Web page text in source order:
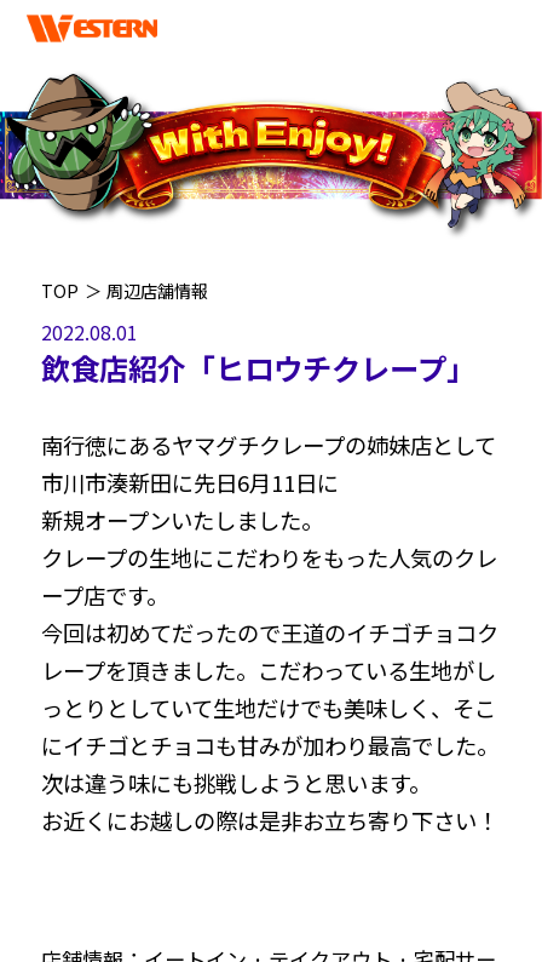
TOP ＞ 周辺店舗情報
2022.08.01
飲食店紹介「ヒロウチクレープ」
南行徳にあるヤマグチクレープの姉妹店として
市川市湊新田に先日6月11日に
新規オープンいたしました。
クレープの生地にこだわりをもった人気のクレ
ープ店です。
今回は初めてだったので王道のイチゴチョコク
レープを頂きました。こだわっている生地がし
っとりとしていて生地だけでも美味しく、そこ
にイチゴとチョコも甘みが加わり最高でした。
次は違う味にも挑戦しようと思います。
お近くにお越しの際は是非お立ち寄り下さい！